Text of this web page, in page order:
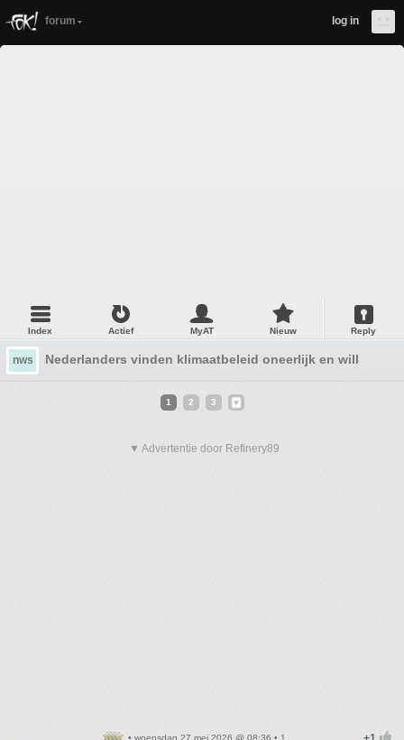
forum log in
Index Actief MyAT Nieuw Reply
nws Nederlanders vinden klimaatbeleid oneerlijk en willen
1 2 3
▼ Advertentie door Refinery89
• woensdag 27 mei 2026 @ 08:36 • 1